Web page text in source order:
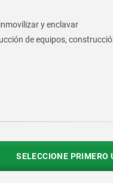
y enclavar
de equipos,
SELECCIONE PRIMERO